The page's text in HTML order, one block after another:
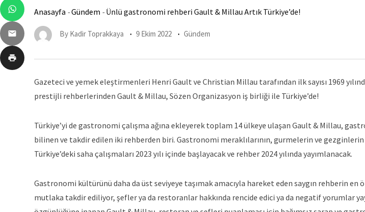
Anasayfa -Gündem -Ünlü gastronomi rehberi Gault & Millau Artık Türkiye’de!
By Kadir Toprakkaya 9 Ekim 2022 Gündem
Gazeteci ve yemek eleştirmenleri Henri Gault ve Christian Millau tarafından ilk sayısı 1969
prestijli rehberlerinden Gault & Millau, Sözen Organizasyon iş birliği ile Türkiye’de!
Türkiye’yi de gastronomi çalışma ağına ekleyerek toplam 14 ülkeye ulaşan Gault & Millau,
bilinen ve takdir edilen iki rehberden biri. Gastronomi meraklılarının, gurmelerin ve
Türkiye’deki saha çalışmaları 2023 yılı içinde başlayacak ve rehber 2024 yılında yayımlanacak.
Gastronomi kültürünü daha da üst seviyeye taşımak amacıyla hareket eden saygın rehberin en
mutlaka takdir ediliyor, şefler ya da restoranlar hakkında rencide edici ya da negatif yorumlar